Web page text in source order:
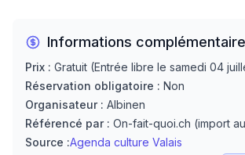
Informations
Prix : Gratuit (Entrée libre le samedi 04
Réservation obligatoire : Non
Organisateur : Albinen
Référencé par : On-fait-quoi.ch (import
Source :Agenda culture Valais